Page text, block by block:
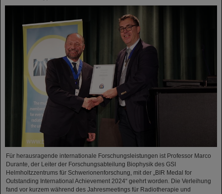
Für herausragende internationale Forschungsleistungen ist Professor Marco
Durante, der Leiter der Forschungsabteilung Biophysik des GSI
Helmholtzzentrums für Schwerionenforschung, mit der „BIR Medal for
Outstanding International Achievement 2024“ geehrt worden. Die Verleihung
fand vor kurzem während des Jahresmeetings für Radiotherapie und